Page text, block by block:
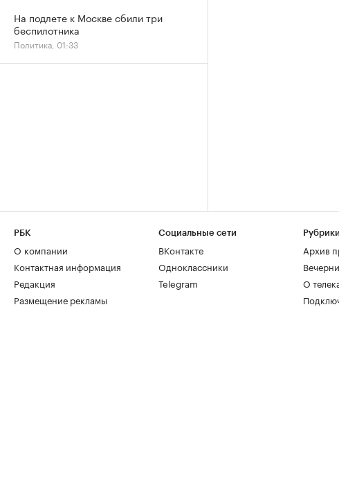
На подлете к Москве сбили три
беспилотника
Политика, 01:33
РБК
О компании
Контактная информация
Редакция
Размещение рекламы
Социальные сети
ВКонтакте
Одноклассники
Telegram
Рубрики
Архив
О